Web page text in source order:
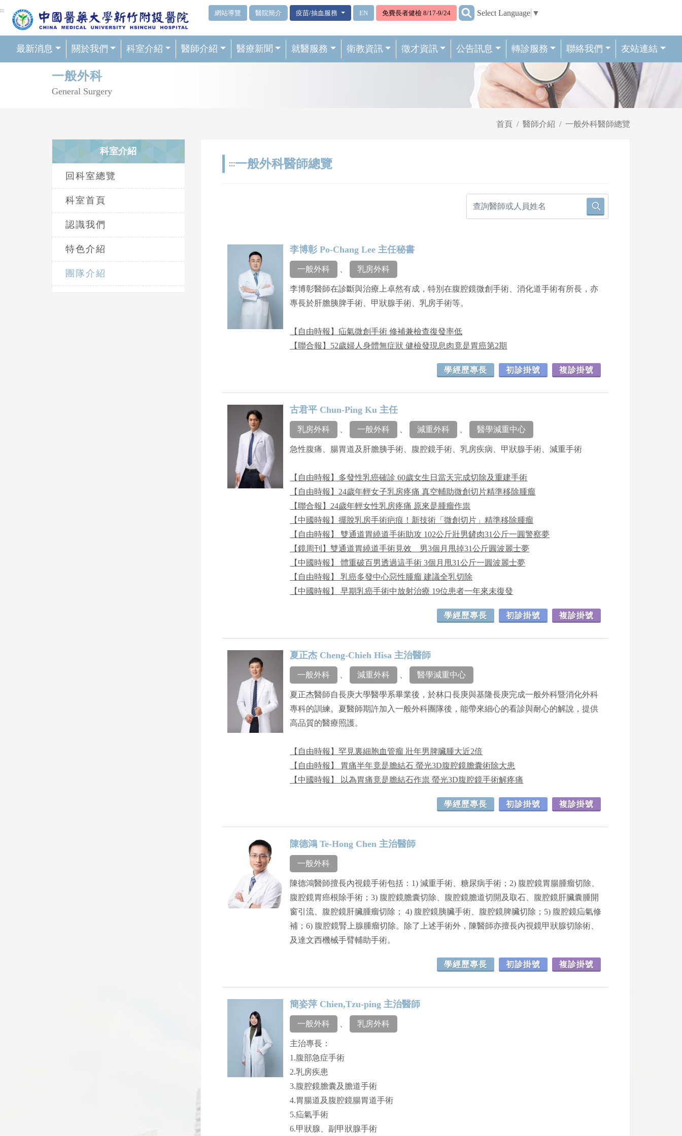
網頁頂端重要消息及連結
::: 網站導覽 醫院簡介 疫苗/抽血服務 EN 免費長者健檢 8/17-9/24 ::: Select Language ▼
最新消息 關於我們 科室介紹 醫師介紹 醫療新聞 就醫服務 衛教資訊 徵才資訊 公告訊息 轉診服務 聯絡我們 友站連結
一般外科
General Surgery
首頁 醫師介紹 一般外科醫師總覽
科室介紹
回科室總覽
科室首頁
認識我們
特色介紹
團隊介紹
:::一般外科醫師總覽
李博彰 Po-Chang Lee 主任秘書
一般外科 乳房外科
李博彰醫師在診斷與治療上卓然有成，特別在腹腔鏡微創手術、消化道手術有所長，亦
專長於肝膽胰脾手術、甲狀腺手術、乳房手術等。
【自由時報】疝氣微創手術 修補兼檢查復發率低
【聯合報】52歲婦人身體無症狀 健檢發現息肉竟是胃癌第2期
學經歷專長 初診掛號 複診掛號
古君平 Chun-Ping Ku 主任
乳房外科 一般外科 減重外科 醫學減重中心
急性腹痛、腸胃道及肝膽胰手術、腹腔鏡手術、乳房疾病、甲狀腺手術、減重手術
【自由時報】多發性乳癌確診 60歲女生日當天完成切除及重建手術
【自由時報】24歲年輕女子乳房疼痛 真空輔助微創切片精準移除腫瘤
【聯合報】24歲年輕女性乳房疼痛 原來是腫瘤作祟
【中國時報】擺脫乳房手術疤痕！新技術「微創切片」精準移除腫瘤
【自由時報】 雙通道胃繞道手術助攻 102公斤壯男鏟肉31公斤一圓警察夢
【鏡周刊】雙通道胃繞道手術見效 男3個月甩掉31公斤圓波麗士夢
【中國時報】 體重破百男透過這手術 3個月甩31公斤一圓波麗士夢
【自由時報】 乳癌多發中心惡性腫瘤 建議全乳切除
【中國時報】 早期乳癌手術中放射治療 19位患者一年來未復發
學經歷專長 初診掛號 複診掛號
夏正杰 Cheng-Chieh Hisa 主治醫師
一般外科 減重外科 醫學減重中心
夏正杰醫師自長庚大學醫學系畢業後，於林口長庚與基隆長庚完成一般外科暨消化外科
專科的訓練。夏醫師期許加入一般外科團隊後，能帶來細心的看診與耐心的解說，提供
高品質的醫療照護。
【自由時報】罕見裏細胞血管瘤 壯年男脾臟腫大近2倍
【自由時報】 胃痛半年竟是膽結石 螢光3D腹腔鏡膽囊術除大患
【中國時報】 以為胃痛竟是膽結石作祟 螢光3D腹腔鏡手術解疼痛
學經歷專長 初診掛號 複診掛號
陳德鴻 Te-Hong Chen 主治醫師
一般外科
陳德鴻醫師擅長內視鏡手術包括：1) 減重手術、糖尿病手術；2) 腹腔鏡胃腸腫瘤切除、
腹腔鏡胃癌根除手術；3) 腹腔鏡膽囊切除、腹腔鏡膽道切開及取石、腹腔鏡肝臟囊腫開
窗引流、腹腔鏡肝臟腫瘤切除； 4) 腹腔鏡胰臟手術、腹腔鏡脾臟切除；5) 腹腔鏡疝氣修
補；6) 腹腔鏡腎上腺腫瘤切除。除了上述手術外，陳醫師亦擅長內視鏡甲狀腺切除術、
及達文西機械手臂輔助手術。
學經歷專長 初診掛號 複診掛號
簡姿萍 Chien,Tzu-ping 主治醫師
一般外科 乳房外科
主治專長：
1.腹部急症手術
2.乳房疾患
3.腹腔鏡膽囊及膽道手術
4.胃腸道及腹腔鏡腸胃道手術
5.疝氣手術
6.甲狀腺、副甲狀腺手術